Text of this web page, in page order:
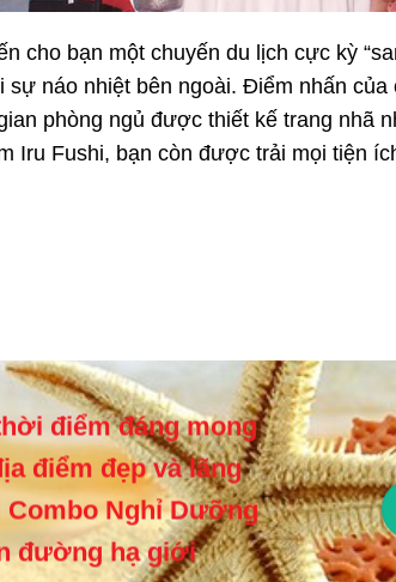
bạn một chuyến du lịch cực kỳ
náo nhiệt bên ngoài. Điểm nhấn của
phòng ngủ được thiết kế trang nhã
Iru Fushi, bạn còn được trải mọi tiện
điểm đáng mong
điểm đẹp và lãng
Combo Nghỉ Dưỡng
đường hạ giới